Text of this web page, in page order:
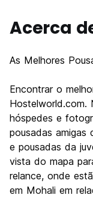
Acerca
As Melhores
Encontrar o
Hostelworld.com.
hóspedes e
pousadas amigas
e pousadas da
vista do mapa
relance, onde
em Mohali em